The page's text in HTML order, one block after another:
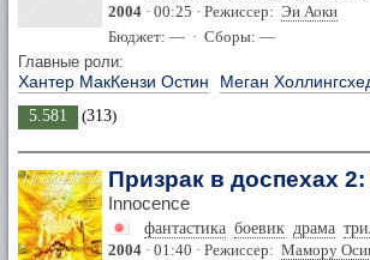
2004 · 00:25 · Режиссер: Эи Аоки
Бюджет: — · Сборы: —
Главные роли:
Хантер МакКензи Остин Меган
5.581 (313)
Призрак в доспехах
Innocence
фантастика боевик драма
2004 · 01:40 · Режиссер: Мамору